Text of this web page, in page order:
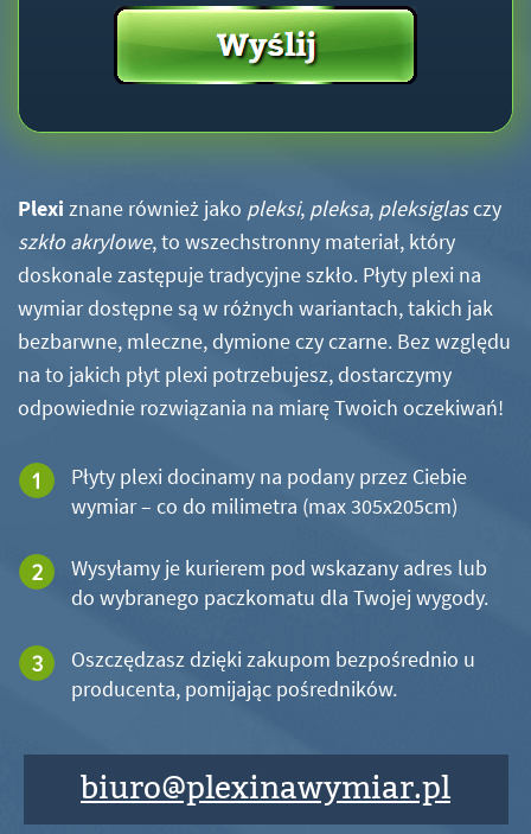
Plexi znane również jako pleksi, pleksa, pleksiglasczy
szkło akrylowe, to wszechstronny materiał, który
doskonale zastępuje tradycyjne szkło. Płyty plexi na
wymiar dostępne są w różnych wariantach, takich jak
bezbarwne, mleczne, dymione czy czarne. Bez względu
na to jakich płyt plexi potrzebujesz, dostarczymy
odpowiednie rozwiązania na miarę Twoich oczekiwań!
Płyty plexi docinamy na podany przez Ciebie
wymiar – co do milimetra (max 305x205cm)
Wysyłamy je kurierem pod wskazany adres lub
do wybranego paczkomatu dla Twojej wygody.
Oszczędzasz dzięki zakupom bezpośrednio u
producenta, pomijając pośredników.
biuro@plexinawymiar.pl